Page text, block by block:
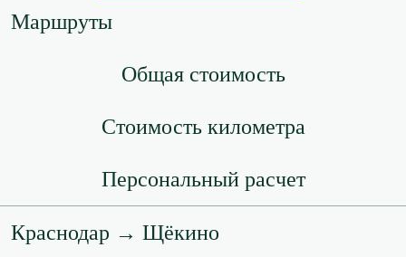
Маршруты
Общая стоимость
Стоимость километра
Персональный расчет
Краснодар → Щёкино